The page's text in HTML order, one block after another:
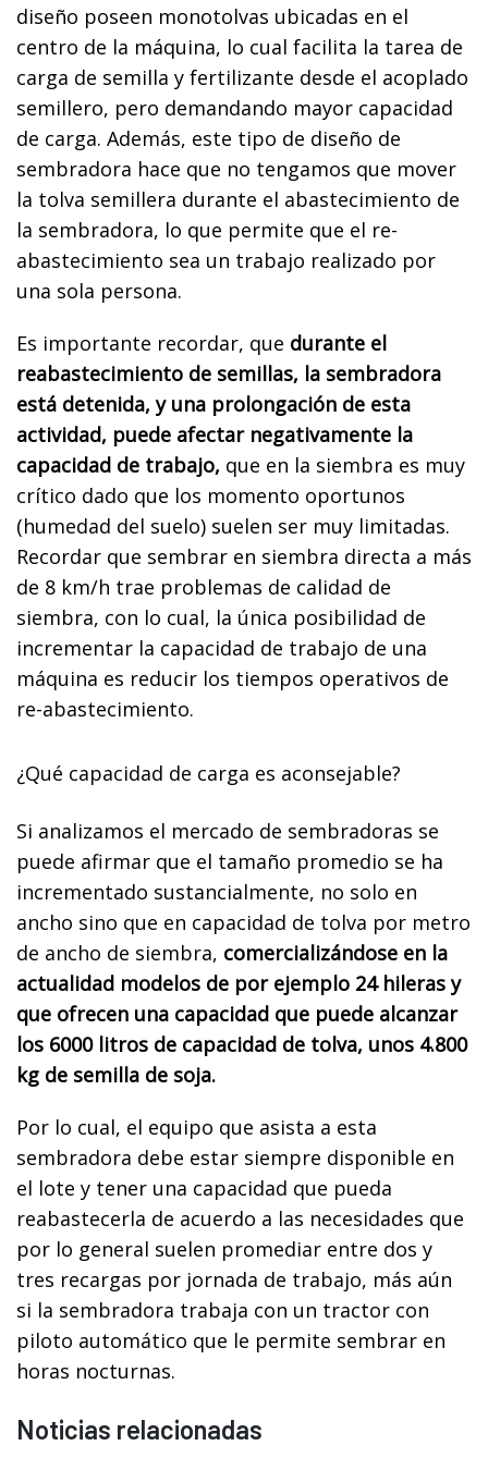
diseño poseen monotolvas ubicadas en el
centro de la máquina, lo cual facilita la tarea de
carga de semilla y fertilizante desde el acoplado
semillero, pero demandando mayor capacidad
de carga. Además, este tipo de diseño de
sembradora hace que no tengamos que mover
la tolva semillera durante el abastecimiento de
la sembradora, lo que permite que el re-
abastecimiento sea un trabajo realizado por
una sola persona.
Es importante recordar, que durante el
reabastecimiento de semillas, la sembradora
está detenida, y una prolongación de esta
actividad, puede afectar negativamente la
capacidad de trabajo, que en la siembra es muy
crítico dado que los momento oportunos
(humedad del suelo) suelen ser muy limitadas.
Recordar que sembrar en siembra directa a más
de 8 km/h trae problemas de calidad de
siembra, con lo cual, la única posibilidad de
incrementar la capacidad de trabajo de una
máquina es reducir los tiempos operativos de
re-abastecimiento.
¿Qué capacidad de carga es aconsejable?
Si analizamos el mercado de sembradoras se
puede afirmar que el tamaño promedio se ha
incrementado sustancialmente, no solo en
ancho sino que en capacidad de tolva por metro
de ancho de siembra, comercializándose en la
actualidad modelos de por ejemplo 24 hileras y
que ofrecen una capacidad que puede alcanzar
los 6000 litros de capacidad de tolva, unos 4.800
kg de semilla de soja.
Por lo cual, el equipo que asista a esta
sembradora debe estar siempre disponible en
el lote y tener una capacidad que pueda
reabastecerla de acuerdo a las necesidades que
por lo general suelen promediar entre dos y
tres recargas por jornada de trabajo, más aún
si la sembradora trabaja con un tractor con
piloto automático que le permite sembrar en
horas nocturnas.
Noticias relacionadas